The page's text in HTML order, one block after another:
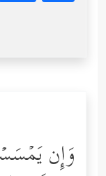
وَإِن